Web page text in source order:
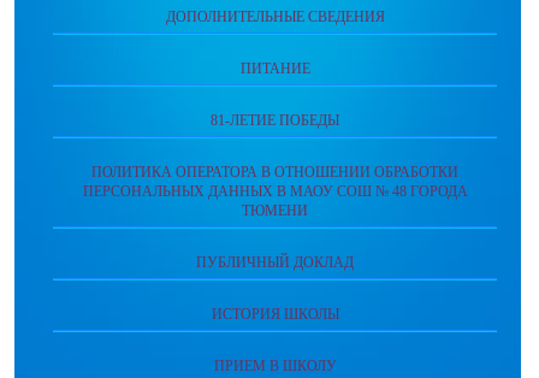
ДОПОЛНИТЕЛЬНЫЕ СВЕДЕНИЯ
ПИТАНИЕ
81-ЛЕТИЕ ПОБЕДЫ
ПОЛИТИКА ОПЕРАТОРА В ОТНОШЕНИИ ОБРАБОТКИ
ПЕРСОНАЛЬНЫХ ДАННЫХ В МАОУ СОШ № 48 ГОРОДА
ТЮМЕНИ
ПУБЛИЧНЫЙ ДОКЛАД
ИСТОРИЯ ШКОЛЫ
ПРИЕМ В ШКОЛУ